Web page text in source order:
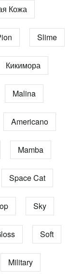
Кожа
Slime
Кикимора
Malina
Americano
Mamba
Space Cat
Sky
Soft
Military